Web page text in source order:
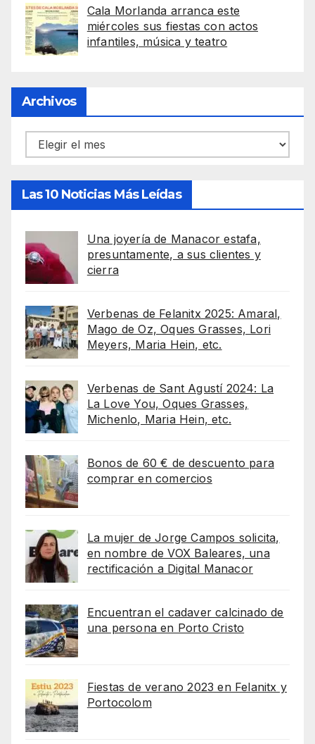
Cala Morlanda arranca este
miércoles sus fiestas con actos
infantiles, música y teatro
Archivos
Archivos
Las 10 Noticias Más Leídas
Una joyería de Manacor estafa,
presuntamente, a sus clientes y
cierra
Verbenas de Felanitx 2025: Amaral,
Mago de Oz, Oques Grasses, Lori
Meyers, Maria Hein, etc.
Verbenas de Sant Agustí 2024: La
La Love You, Oques Grasses,
Michenlo, Maria Hein, etc.
Bonos de 60 € de descuento para
comprar en comercios
La mujer de Jorge Campos solicita,
en nombre de VOX Baleares, una
rectificación a Digital Manacor
Encuentran el cadaver calcinado de
una persona en Porto Cristo
Fiestas de verano 2023 en Felanitx y
Portocolom